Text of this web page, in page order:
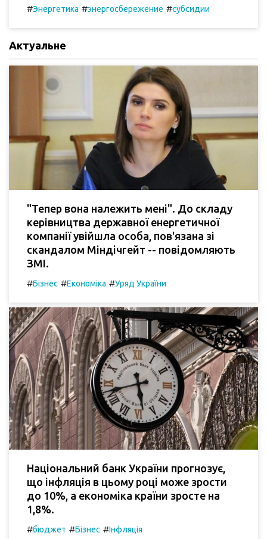
#Энергетика #энергосбережение #субсидии
Актуальне
"Тепер вона належить мені". До складу
керівництва державної енергетичної
компанії увійшла особа, пов'язана зі
скандалом Міндічгейт -- повідомляють
ЗМІ.
#Бізнес #Економіка #Уряд України
Національний банк України прогнозує,
що інфляція в цьому році може зрости
до 10%, а економіка країни зросте на
1,8%.
#бюджет #Бізнес #Інфляція